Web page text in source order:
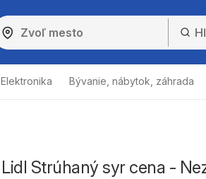
Elektronika Bývanie, nábytok, záhrada
Lidl Strúhaný syr cena -